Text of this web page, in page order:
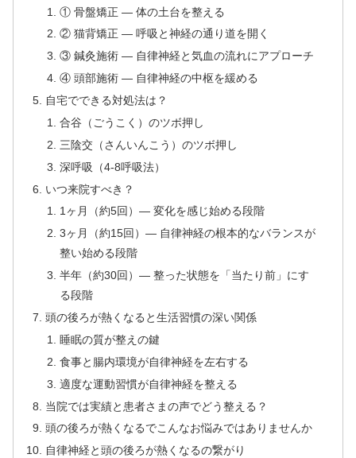
① 骨盤矯正 — 体の土台を整える
② 猫背矯正 — 呼吸と神経の通り道を開く
③ 鍼灸施術 — 自律神経と気血の流れにアプローチ
④ 頭部施術 — 自律神経の中枢を緩める
自宅でできる対処法は？
合谷（ごうこく）のツボ押し
三陰交（さんいんこう）のツボ押し
深呼吸（4-8呼吸法）
いつ来院すべき？
1ヶ月（約5回）— 変化を感じ始める段階
3ヶ月（約15回）— 自律神経の根本的なバランスが
整い始める段階
半年（約30回）— 整った状態を「当たり前」にす
る段階
頭の後ろが熱くなると生活習慣の深い関係
睡眠の質が整えの鍵
食事と腸内環境が自律神経を左右する
適度な運動習慣が自律神経を整える
当院では実績と患者さまの声でどう整える？
頭の後ろが熱くなるでこんなお悩みではありませんか
自律神経と頭の後ろが熱くなるの繋がり